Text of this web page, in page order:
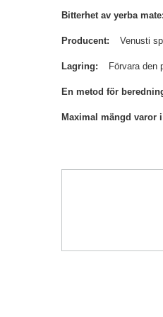
Bitterhet av yerba mate
Producent Venusti
Lagring Förvara den
En metod för
Maximal mängd varor